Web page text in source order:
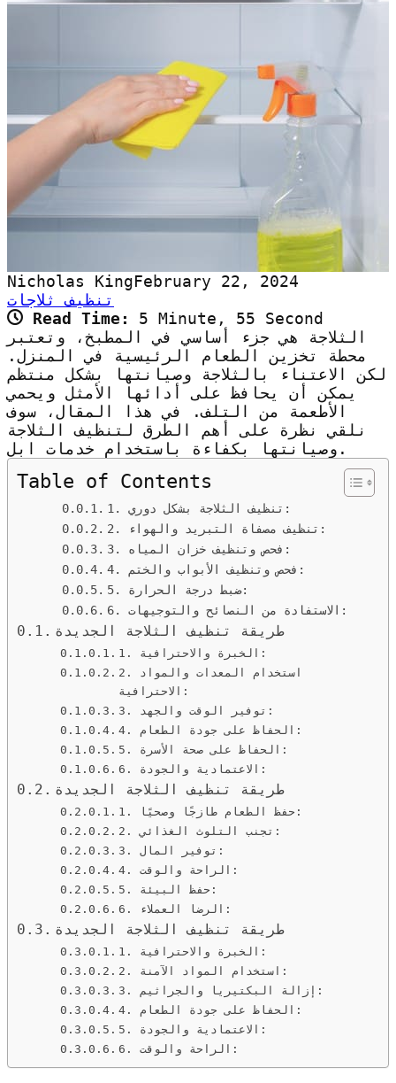
Nicholas KingFebruary 22, 2024
تنظيف ثلاجات
Read Time:
5 Minute, 55 Second
الثلاجة هي جزء أساسي في المطبخ، وتعتبر
محطة تخزين الطعام الرئيسية في المنزل.
لكن الاعتناء بالثلاجة وصيانتها بشكل منتظم
يمكن أن يحافظ على أدائها الأمثل ويحمي
الأطعمة من التلف. في هذا المقال، سوف
نلقي نظرة على أهم الطرق لتنظيف الثلاجة
وصيانتها بكفاءة باستخدام خدمات ابل.
Table of Contents
1. تنظيف الثلاجة بشكل دوري:
2. تنظيف مصفاة التبريد والهواء:
3. فحص وتنظيف خزان المياه:
4. فحص وتنظيف الأبواب والختم:
5. ضبط درجة الحرارة:
6. الاستفادة من النصائح والتوجيهات:
طريقة تنظيف الثلاجة الجديدة
1. الخبرة والاحترافية:
2. استخدام المعدات والمواد
الاحترافية:
3. توفير الوقت والجهد:
4. الحفاظ على جودة الطعام:
5. الحفاظ على صحة الأسرة:
6. الاعتمادية والجودة:
طريقة تنظيف الثلاجة الجديدة
1. حفظ الطعام طازجًا وصحيًا:
2. تجنب التلوث الغذائي:
3. توفير المال:
4. الراحة والوقت:
5. حفظ البيئة:
6. الرضا العملاء:
طريقة تنظيف الثلاجة الجديدة
1. الخبرة والاحترافية:
2. استخدام المواد الآمنة:
3. إزالة البكتيريا والجراثيم:
4. الحفاظ على جودة الطعام:
5. الاعتمادية والجودة:
6. الراحة والوقت: